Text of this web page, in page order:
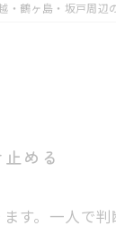
・鶴ヶ島・坂戸周辺
める
。一人で判